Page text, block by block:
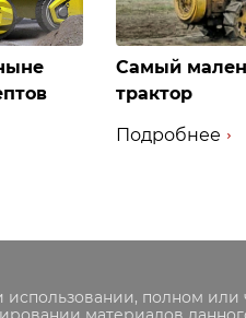
Самый
трактор
Подробнее
использовании, полном или